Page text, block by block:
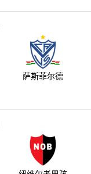
萨斯菲尔德